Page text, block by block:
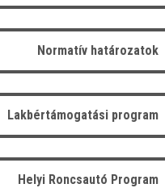
Normatív határozatok
Lakbértámogatási program
Helyi Roncsautó Program